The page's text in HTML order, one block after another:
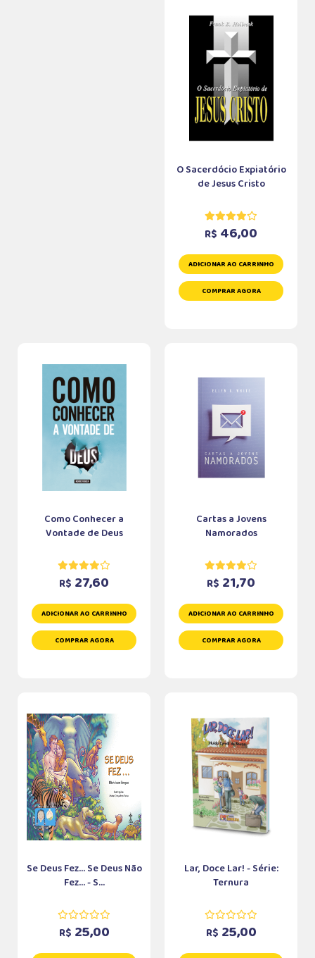
O Sacerdócio Expiatório
de Jesus Cristo
R$ 46,00
ADICIONAR AO CARRINHO
COMPRAR AGORA
Como Conhecer a
Vontade de Deus
R$ 27,60
ADICIONAR AO CARRINHO
COMPRAR AGORA
Cartas a Jovens
Namorados
R$ 21,70
ADICIONAR AO CARRINHO
COMPRAR AGORA
Se Deus Fez... Se Deus Não
Fez... - S...
R$ 25,00
Lar, Doce Lar! - Série:
Ternura
R$ 25,00